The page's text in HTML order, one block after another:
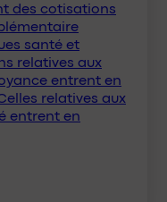
des cotisations
santé et
relatives aux
entrent en
relatives aux
entrent en